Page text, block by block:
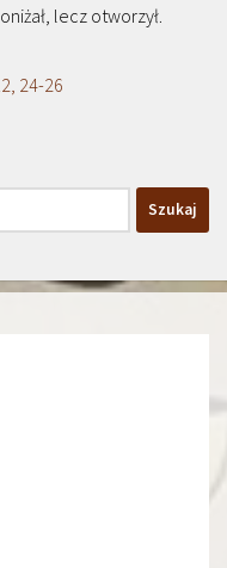
lecz otworzył.
24-26